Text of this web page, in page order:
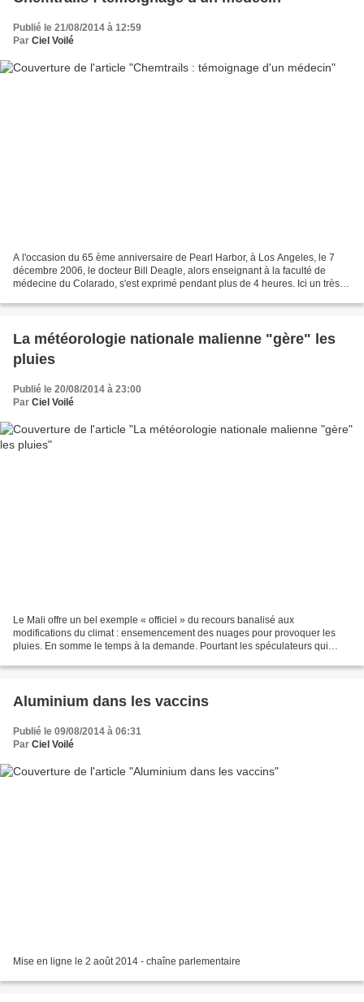
Publié le 21/08/2014 à 12:59
Par Ciel Voilé
A l'occasion du 65 ème anniversaire de Pearl Harbor, à Los Angeles, le 7
décembre 2006, le docteur Bill Deagle, alors enseignant à la faculté de
médecine du Colarado, s'est exprimé pendant plus de 4 heures. Ici un très
La météorologie nationale malienne "gère" les
pluies
Publié le 20/08/2014 à 23:00
Par Ciel Voilé
Le Mali offre un bel exemple « officiel » du recours banalisé aux
modifications du climat : ensemencement des nuages pour provoquer les
pluies. En somme le temps à la demande. Pourtant les spéculateurs qui
Aluminium dans les vaccins
Publié le 09/08/2014 à 06:31
Par Ciel Voilé
Mise en ligne le 2 août 2014 - chaîne parlementaire